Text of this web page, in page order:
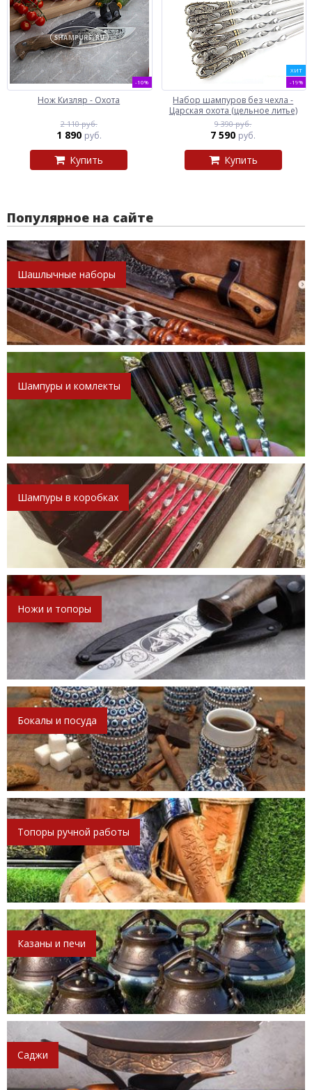
-10%
Нож Кизляр - Охота
2 110 руб.
1 890 руб.
Купить
ХИТ
-19%
Набор шампуров без чехла -
Царская охота (цельное литье)
9 390 руб.
7 590 руб.
Купить
Популярное на сайте
Шашлычные наборы
Шампуры и комлекты
Шампуры в коробках
Ножи и топоры
Бокалы и посуда
Топоры ручной работы
Казаны и печи
Саджи